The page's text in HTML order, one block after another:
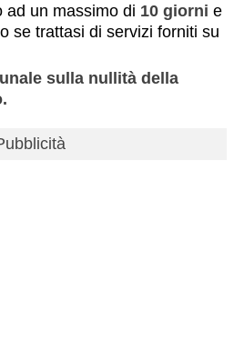
ad un massimo di 10 giorni e
se trattasi di servizi forniti su
sulla nullità della